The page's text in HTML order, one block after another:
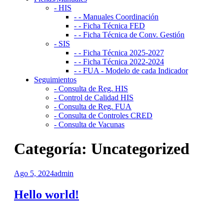
- HIS
- - Manuales Coordinación
- - Ficha Técnica FED
- - Ficha Técnica de Conv. Gestión
- SIS
- - Ficha Técnica 2025-2027
- - Ficha Técnica 2022-2024
- - FUA - Modelo de cada Indicador
Seguimientos
- Consulta de Reg. HIS
- Control de Calidad HIS
- Consulta de Reg. FUA
- Consulta de Controles CRED
- Consulta de Vacunas
Categoría: Uncategorized
Ago 5, 2024admin
Hello world!